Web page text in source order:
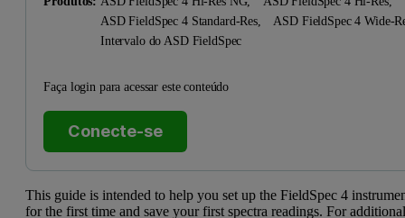
ASD FieldSpec 4 Standard-Res,
ASD FieldSpec 4 Wide-
Intervalo do ASD FieldSpec
Faça login para acessar este conteúdo
Conecte-se
This guide is intended to help you set up the FieldSpec 4
for the first time and save your first spectra readings. For